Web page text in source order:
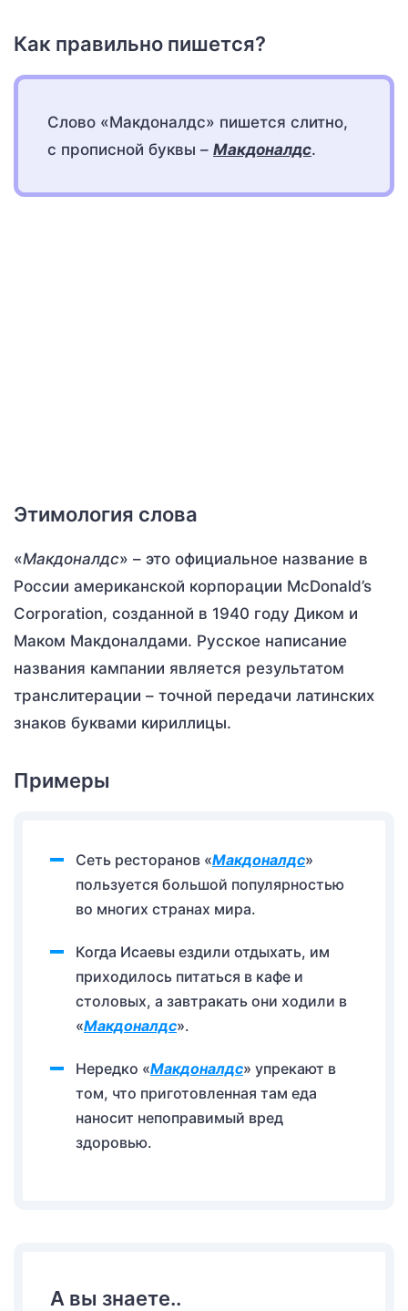
Как правильно пишется?
Слово «Макдоналдс» пишется слитно,
с прописной буквы – Макдоналдс.
Этимология слова
«Макдоналдс» – это официальное название в
России американской корпорации McDonald’s
Corporation, созданной в 1940 году Диком и
Маком Макдоналдами. Русское написание
названия кампании является результатом
транслитерации – точной передачи латинских
знаков буквами кириллицы.
Примеры
Сеть ресторанов «Макдоналдс»
пользуется большой популярностью
во многих странах мира.
Когда Исаевы ездили отдыхать, им
приходилось питаться в кафе и
столовых, а завтракать они ходили в
«Макдоналдс».
Нередко «Макдоналдс» упрекают в
том, что приготовленная там еда
наносит непоправимый вред
здоровью.
А вы знаете..